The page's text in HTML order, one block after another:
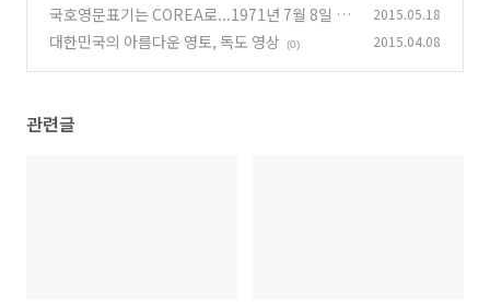
국호영문표기는 COREA로...1971년 7월 8일 동
아일보
(0)
2015.05.18
대한민국의 아름다운 영토, 독도 영상 (0) 2015.04.08
관련글